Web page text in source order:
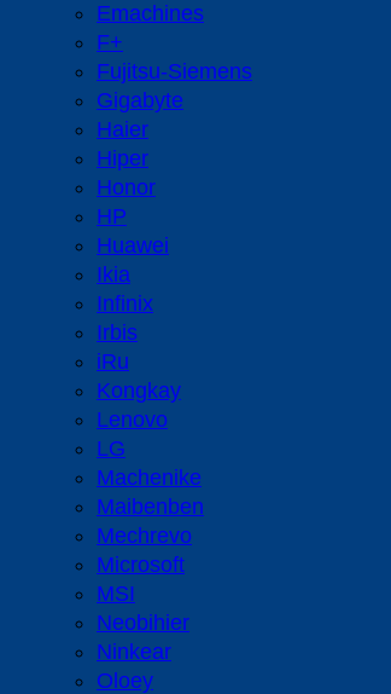
Emachines
F+
Fujitsu-Siemens
Gigabyte
Haier
Hiper
Honor
HP
Huawei
Ikia
Infinix
Irbis
iRu
Kongkay
Lenovo
LG
Machenike
Maibenben
Mechrevo
Microsoft
MSI
Neobihier
Ninkear
Oloey